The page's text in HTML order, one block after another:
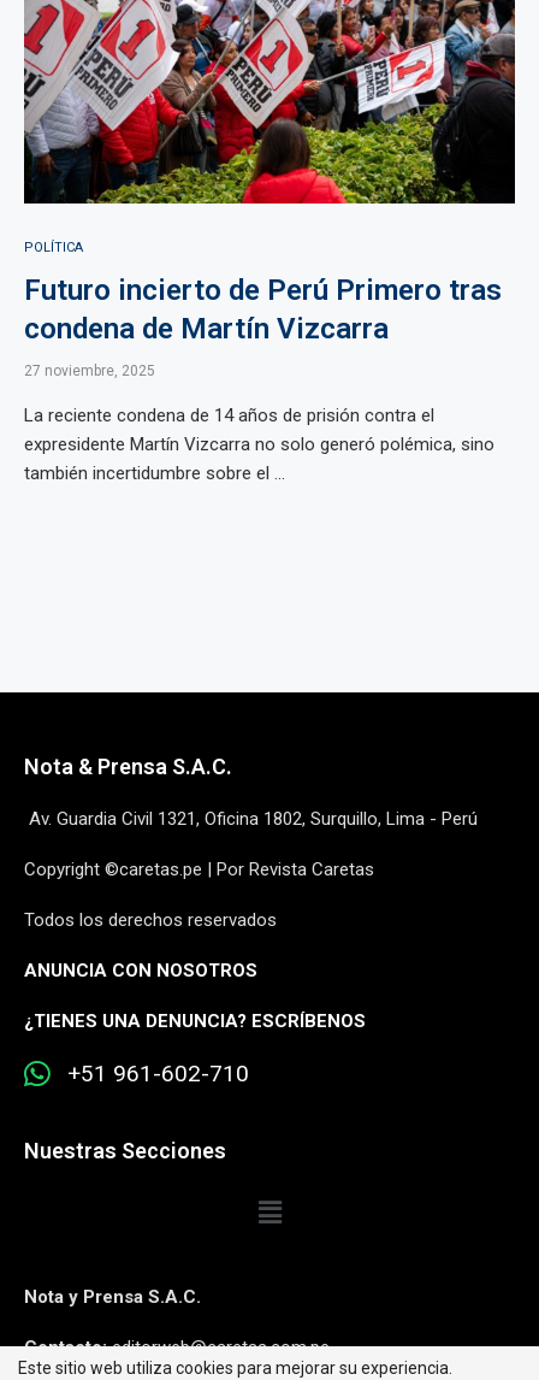
POLÍTICA
Futuro incierto de Perú Primero tras
condena de Martín Vizcarra
27 noviembre, 2025
La reciente condena de 14 años de prisión contra el
expresidente Martín Vizcarra no solo generó polémica, sino
también incertidumbre sobre el ...
Nota & Prensa S.A.C.
Av. Guardia Civil 1321, Oficina 1802, Surquillo, Lima - Perú
Copyright ©caretas.pe | Por Revista Caretas
Todos los derechos reservados
ANUNCIA CON NOSOTROS
¿TIENES UNA DENUNCIA? ESCRÍBENOS
+51 961-602-710
Nuestras Secciones
Nota y Prensa S.A.C.
Contacto:editorweb@caretas.com.pe
Este sitio web utiliza cookies para mejorar su experiencia.